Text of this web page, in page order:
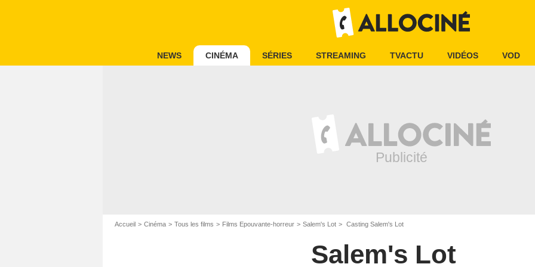
NEWS CINÉMA SÉRIES STREAMING TVACTU VIDÉOS VOD
Accueil Cinéma Tous les films Films Epouvante-horreur Salem's Lot Casting Salem's Lot
Salem's Lot